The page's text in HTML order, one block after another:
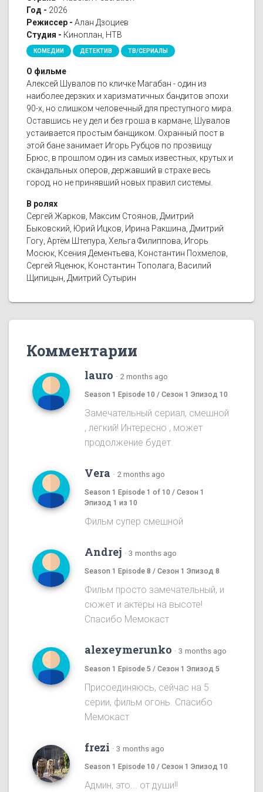
Год - 2026
Режиссер - Алан Дзоциев
Студия - Киноплан, НТВ
КОМЕДИИ ДЕТЕКТИВ ТВ/СЕРИАЛЫ
О фильме
Алексей Шувалов по кличке Магабан - один из
наиболее дерзких и харизматичных бандитов эпохи
90-х, но слишком человечный для преступного мира.
Оставшись не у дел и без гроша в кармане, Шувалов
устаивается простым банщиком. Охранный пост в
этой бане занимает Игорь Рубцов по прозвищу
Брюс, в прошлом один из самых известных, крутых и
скандальных оперов, державший в страхе весь
город, но не принявший новых правил системы.
В ролях
Сергей Жарков, Максим Стоянов, Дмитрий
Быковский, Юрий Ицков, Ирина Ракшина, Дмитрий
Гогу, Артём Штепура, Хельга Филиппова, Игорь
Мосюк, Ксения Дементьева, Константин Похмелов,
Сергей Яценюк, Константин Тополага, Василий
Щипицын, Дмитрий Сутырин
Комментарии
lauro · 2 months ago
Season 1 Episode 10 / Сезон 1 Эпизод 10
Замечательный сериал, смешной
, легкий! Интересно , может
продолжение будет.
Vera · 2 months ago
Season 1 Episode 1 of 10 / Сезон 1
Эпизод 1 из 10
Фильм супер смешной
Andrej · 3 months ago
Season 1 Episode 8 / Сезон 1 Эпизод 8
Фильм просто замечательный, и
сюжет и актёры на высоте!
Спасибо Мемокаст
alexeymerunko · 3 months ago
Season 1 Episode 5 / Сезон 1 Эпизод 5
Присоединяюсь, сейчас на 5
серии, фильм огонь. Спасибо
Мемокаст
frezi · 3 months ago
Season 1 Episode 10 / Сезон 1 Эпизод 10
Админ, это... от души!!